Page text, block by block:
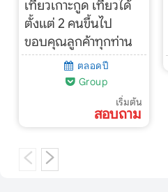
เที่ยวเกาะกูด เที่ยวได้
ตั้งแต่ 2 คนขึ้นไป
ขอบคุณลูกค้าทุกท่าน
ตลอดปี
Group
เริ่มต้น
สอบถาม